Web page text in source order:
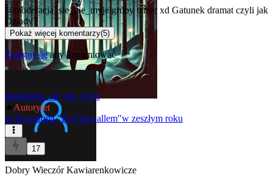
@moderacja_sie_nie_myjegruby temat xd Gatunek dramat czyli jak
Dziady?
Pokaż więcej komentarzy(5)
Zaloguj sięaby komentować
moderacja_sie_nie_myje
Autorytet
w Kawiarnia "Za Firewallem"w zeszłym roku
17
Dobry Wieczór Kawiarenkowicze